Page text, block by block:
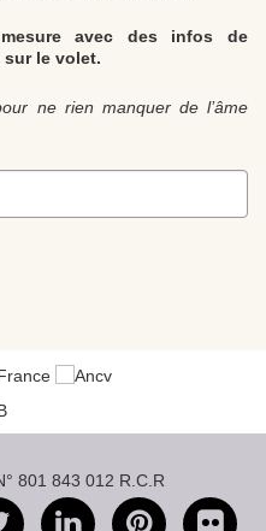
avec des infos de
le volet.
ne rien manquer de l’âme
801 843 012 R.C.R